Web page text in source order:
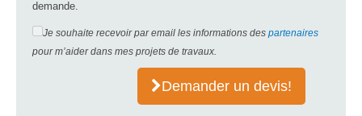
demande.
Je souhaite recevoir par email les informations des partenaires
pour m’aider dans mes projets de travaux.
Demander un devis!